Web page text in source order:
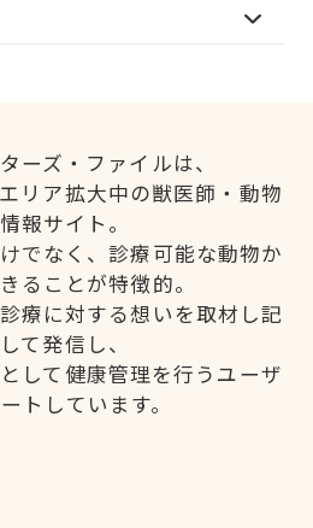
ーズ・ファイルは、
リア拡大中の獣医師・動物
報サイト。
でなく、診療可能な動物か
ることが特徴的。
療に対する想いを取材し記
て発信し、
して健康管理を行うユーザ
トしています。